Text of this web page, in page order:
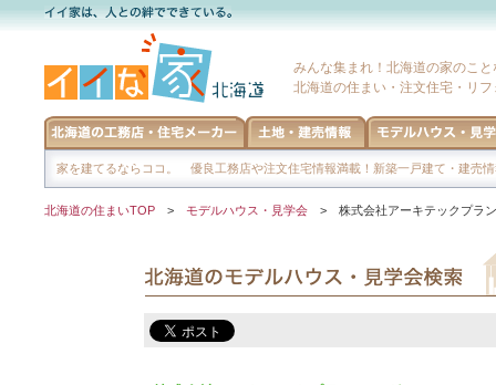
みんな集まれ！北海道の家のこ
北海道の住まい・注文住宅・リ
家を建てるならココ。 優良工務店や注文住宅情報満載！新築一戸建て・建売
北海道の住まいTOP > モデルハウス・見学会 > 株式会社アーキテックプラ